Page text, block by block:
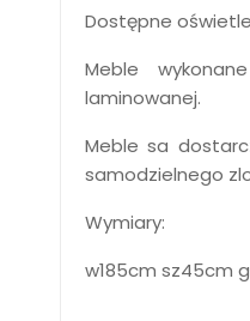
Dostępne
Meble
laminowanej.
Meble sa
samodzielnego
Wymiary:
w185cm sz45cm